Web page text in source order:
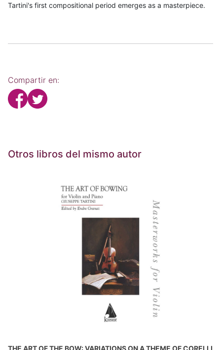
Tartini's first compositional period emerges as a masterpiece.
Compartir en:
Otros libros del mismo autor
THE ART OF THE BOW: VARIATIONS ON A THEME OF CORELLI